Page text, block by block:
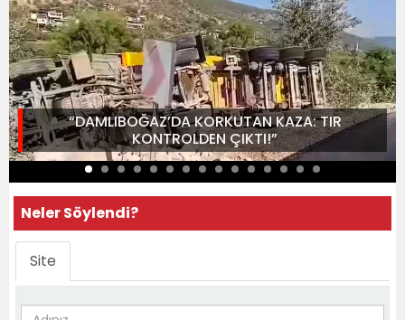
“DAMLIBOĞAZ’DA KORKUTAN KAZA: TIR
KONTROLDEN ÇIKTI!”
Neler Söylendi?
Site